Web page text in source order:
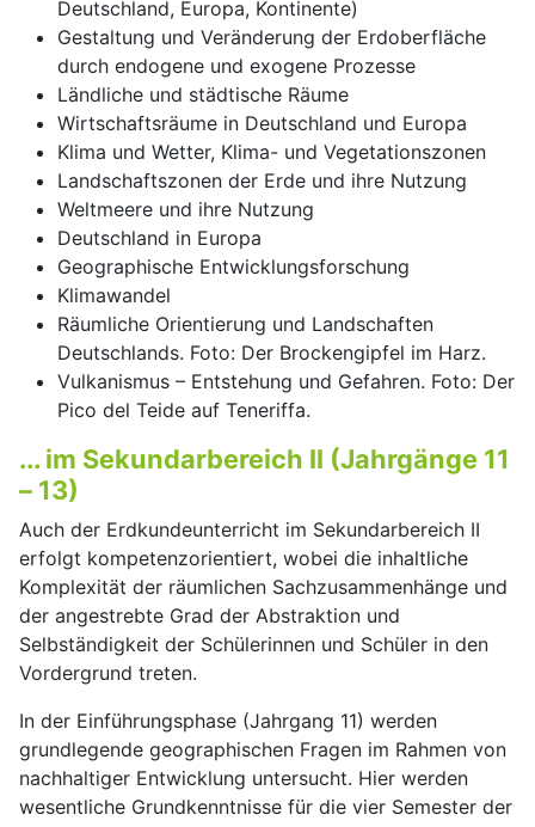
Deutschland, Europa, Kontinente)
Gestaltung und Veränderung der Erdoberfläche
durch endogene und exogene Prozesse
Ländliche und städtische Räume
Wirtschaftsräume in Deutschland und Europa
Klima und Wetter, Klima- und Vegetationszonen
Landschaftszonen der Erde und ihre Nutzung
Weltmeere und ihre Nutzung
Deutschland in Europa
Geographische Entwicklungsforschung
Klimawandel
Räumliche Orientierung und Landschaften
Deutschlands. Foto: Der Brockengipfel im Harz.
Vulkanismus – Entstehung und Gefahren. Foto: Der
Pico del Teide auf Teneriffa.
... im Sekundarbereich II (Jahrgänge 11
– 13)
Auch der Erdkundeunterricht im Sekundarbereich II
erfolgt kompetenzorientiert, wobei die inhaltliche
Komplexität der räumlichen Sachzusammenhänge und
der angestrebte Grad der Abstraktion und
Selbständigkeit der Schülerinnen und Schüler in den
Vordergrund treten.
In der Einführungsphase (Jahrgang 11) werden
grundlegende geographischen Fragen im Rahmen von
nachhaltiger Entwicklung untersucht. Hier werden
wesentliche Grundkenntnisse für die vier Semester der